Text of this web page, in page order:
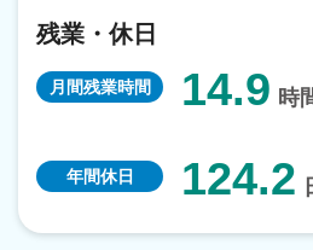
残業・休日
月間残業時間 14.9 時
年間休日 124.2